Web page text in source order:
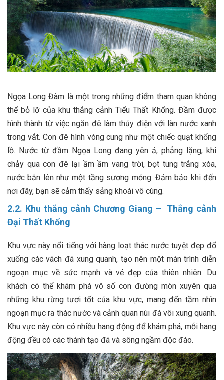
Ngọa Long Đàm là một trong những điểm tham quan không
thể bỏ lỡ của khu thắng cảnh Tiểu Thất Khổng. Đầm được
hình thành từ việc ngăn đê làm thủy điện với làn nước xanh
trong vắt. Con đê hình vòng cung như một chiếc quạt khổng
lồ. Nước từ đầm Ngọa Long đang yên ả, phẳng lặng, khi
chảy qua con đê lại ầm ầm vang trời, bọt tung trắng xóa,
nước bắn lên như một tầng sương mỏng. Đảm bảo khi đến
nơi đây, bạn sẽ cảm thấy sảng khoái vô cùng.
2.2. Khu thắng cảnh Chương Giang – Thắng cảnh
Đại Thất Khổng
Khu vực này nổi tiếng với hàng loạt thác nước tuyệt đẹp đổ
xuống các vách đá xung quanh, tạo nên một màn trình diễn
ngoạn mục về sức mạnh và vẻ đẹp của thiên nhiên. Du
khách có thể khám phá vô số con đường mòn xuyên qua
những khu rừng tươi tốt của khu vực, mang đến tầm nhìn
ngoạn mục ra thác nước và cảnh quan núi đá vôi xung quanh.
Khu vực này còn có nhiều hang động để khám phá, mỗi hang
động đều có các thành tạo đá và sông ngầm độc đáo.